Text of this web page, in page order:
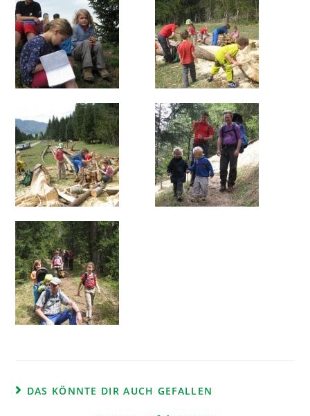
DAS KÖNNTE DIR AUCH GEFALLEN